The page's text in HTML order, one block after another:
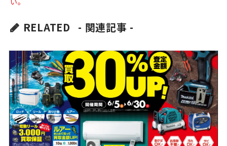
RELATED - 関連記事 -